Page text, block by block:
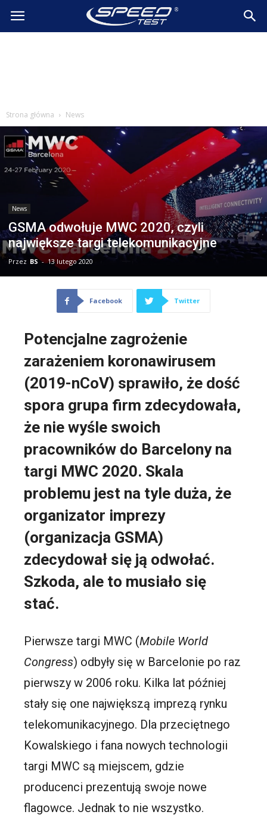
SpeedTest.pl
Strona główna News
News
GSMA odwołuje MWC 2020, czyli
największe targi telekomunikacyjne
Przez BS - 13 lutego 2020
Facebook Twitter
Potencjalne zagrożenie
zarażeniem koronawirusem
(2019-nCoV) sprawiło, że dość
spora grupa firm zdecydowała,
że nie wyśle swoich
pracowników do Barcelony na
targi MWC 2020. Skala
problemu jest na tyle duża, że
organizator imprezy
(organizacja GSMA)
zdecydował się ją odwołać.
Szkoda, ale to musiało się
stać.
Pierwsze targi MWC (Mobile World
Congress) odbyły się w Barcelonie po raz
pierwszy w 2006 roku. Kilka lat później
stały się one największą imprezą rynku
telekomunikacyjnego. Dla przeciętnego
Kowalskiego i fana nowych technologii
targi MWC są miejscem, gdzie
producenci prezentują swoje nowe
flagowce. Jednak to nie wszystko.